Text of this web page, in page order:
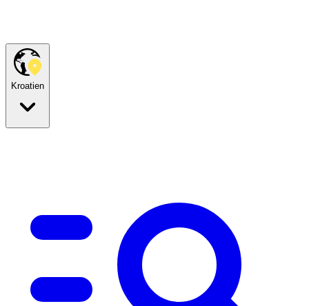
Kroatien